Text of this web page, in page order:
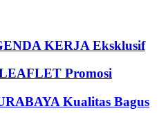
KERJA Eksklusif
Promosi
Kualitas Bagus